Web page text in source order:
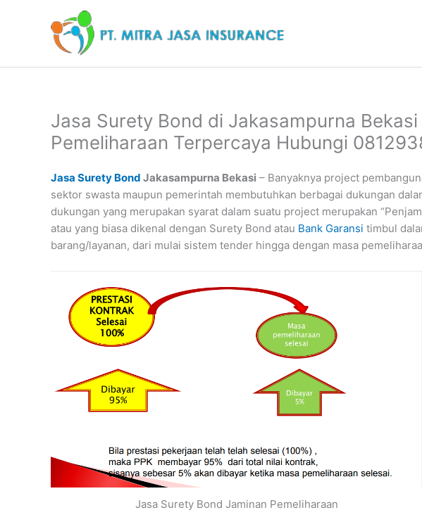
Jasa Surety Bond di Jakasampurna
Pemeliharaan Terpercaya Hubungi
Jasa Surety Bond Jakasampurna Bekasi – Banyaknya project
sektor swasta maupun pemerintah membutuhkan berbagai dukungan
dukungan yang merupakan syarat dalam suatu project merupakan
atau yang biasa dikenal dengan Surety Bond atau Bank Garansi timbul
barang/layanan, dari mulai sistem tender hingga dengan masa
Jasa Surety Bond Jaminan Pemeliharaan